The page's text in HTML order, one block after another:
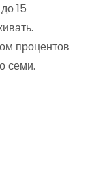
15
процентов
семи.